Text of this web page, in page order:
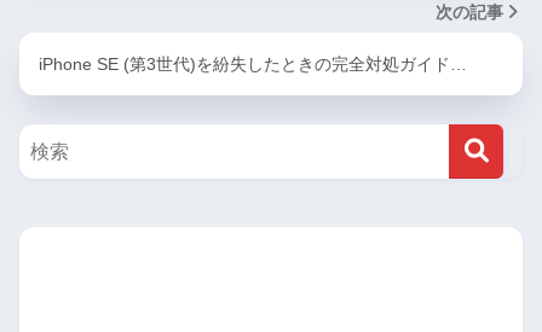
次の記事
iPhone SE (第3世代)を紛失したときの完全対処ガイド…